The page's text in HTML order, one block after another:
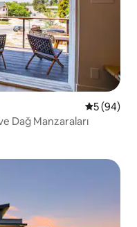
55 (94)
Dağ Manzaraları